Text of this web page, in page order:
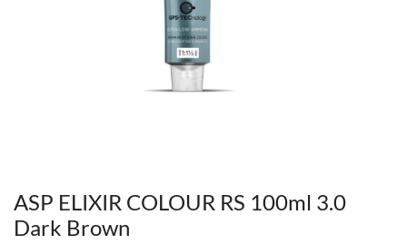
ASP ELIXIR COLOUR RS 100ml 3.0
Dark Brown